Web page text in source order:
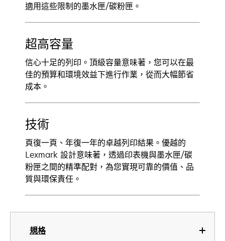
規格
適用這些限制的墨水匣/碳粉匣。
超高容量
信心十足的列印。頂級容量意味著，您可以在最
佳的預算和環境效益下進行作業，從而大幅節省
成本。
技術
頁復一頁、年復一年的卓越列印結果。優越的
Lexmark 設計意味著，透過印表機與墨水匣/碳
粉匣之間的精準配對，為您實現可靠的價值、品
質與環保責任。